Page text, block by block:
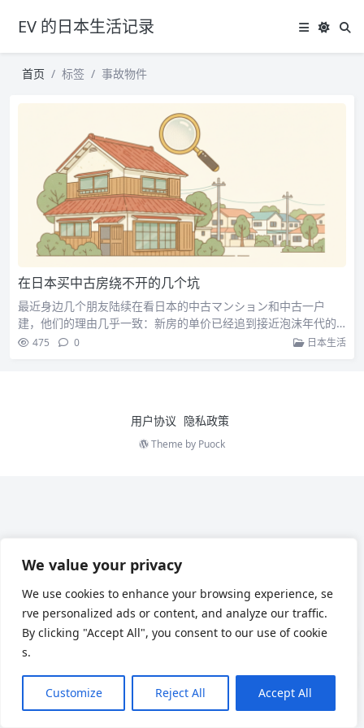
We value your privacy
We use cookies to enhance your browsing experience, se
rve personalized ads or content, and analyze our traffic.
By clicking "Accept All", you consent to our use of cookie
s.
Customize Reject All Accept All
EV 的日本生活记录
首页 标签 事故物件
在日本买中古房绕不开的几个坑
最近身边几个朋友陆续在看日本的中古マンション和中古一户
建，他们的理由几乎一致：新房的单价已经追到接近泡沫年代的…
475 0 日本生活
用户协议 隐私政策
Theme by Puock